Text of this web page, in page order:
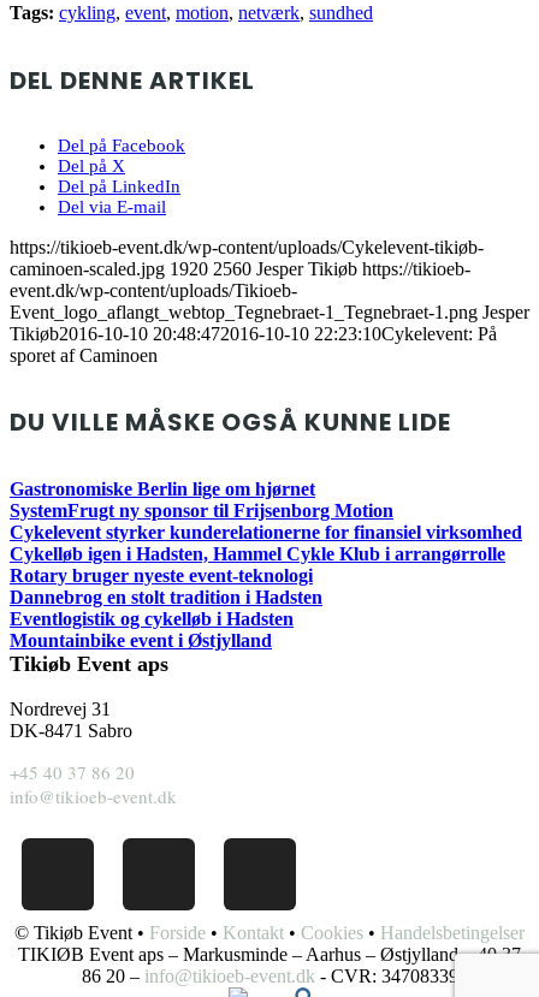
Tags: cykling, event, motion, netværk, sundhed
DEL DENNE ARTIKEL
Del på Facebook
Del på X
Del på LinkedIn
Del via E-mail
https://tikioeb-event.dk/wp-content/uploads/Cykelevent-tikiøb-
caminoen-scaled.jpg 1920 2560 Jesper Tikiøb https://tikioeb-
event.dk/wp-content/uploads/Tikioeb-
Event_logo_aflangt_webtop_Tegnebraet-1_Tegnebraet-1.png Jesper
Tikiøb2016-10-10 20:48:472016-10-10 22:23:10Cykelevent: På
sporet af Caminoen
DU VILLE MÅSKE OGSÅ KUNNE LIDE
Gastronomiske Berlin lige om hjørnet
SystemFrugt ny sponsor til Frijsenborg Motion
Cykelevent styrker kunderelationerne for finansiel virksomhed
Cykelløb igen i Hadsten, Hammel Cykle Klub i arrangørrolle
Rotary bruger nyeste event-teknologi
Dannebrog en stolt tradition i Hadsten
Eventlogistik og cykelløb i Hadsten
Mountainbike event i Østjylland
Tikiøb Event aps
Nordrevej 31
DK-8471 Sabro
+45 40 37 86 20
info@tikioeb-event.dk
© Tikiøb Event • Forside • Kontakt • Cookies • Handelsbetingelser
TIKIØB Event aps – Markusminde – Aarhus – Østjylland – 40 37
86 20 – info@tikioeb-event.dk - CVR: 34708339